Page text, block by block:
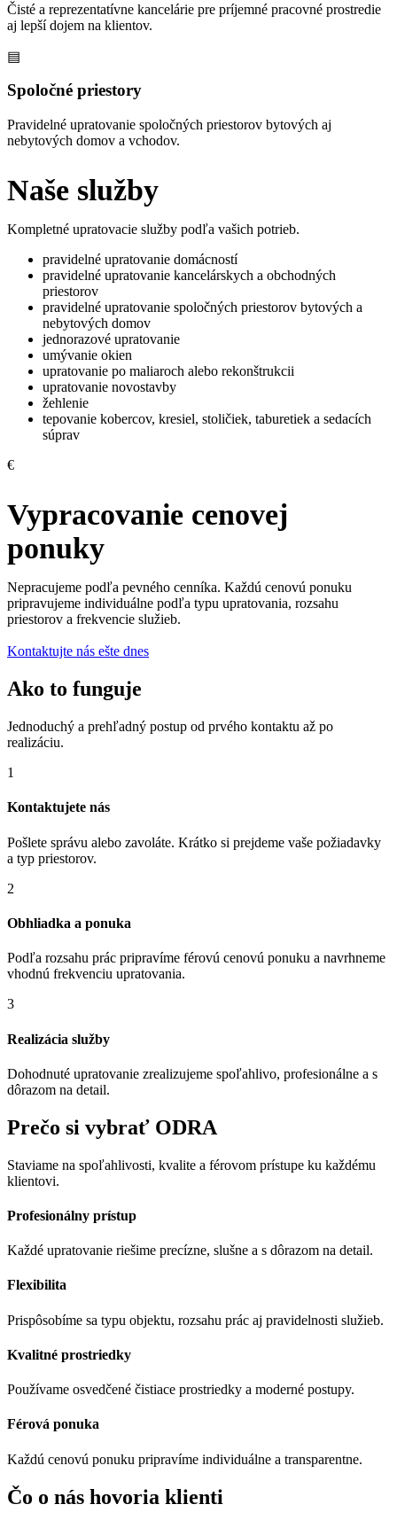
Čisté a reprezentatívne kancelárie pre príjemné pracovné prostredie
aj lepší dojem na klientov.
▤
Spoločné priestory
Pravidelné upratovanie spoločných priestorov bytových aj
nebytových domov a vchodov.
Naše služby
Kompletné upratovacie služby podľa vašich potrieb.
pravidelné upratovanie domácností
pravidelné upratovanie kancelárskych a obchodných
priestorov
pravidelné upratovanie spoločných priestorov bytových a
nebytových domov
jednorazové upratovanie
umývanie okien
upratovanie po maliaroch alebo rekonštrukcii
upratovanie novostavby
žehlenie
tepovanie kobercov, kresiel, stoličiek, taburetiek a sedacích
súprav
€
Vypracovanie cenovej
ponuky
Nepracujeme podľa pevného cenníka. Každú cenovú ponuku
pripravujeme individuálne podľa typu upratovania, rozsahu
priestorov a frekvencie služieb.
Kontaktujte nás ešte dnes
Ako to funguje
Jednoduchý a prehľadný postup od prvého kontaktu až po
realizáciu.
1
Kontaktujete nás
Pošlete správu alebo zavoláte. Krátko si prejdeme vaše požiadavky
a typ priestorov.
2
Obhliadka a ponuka
Podľa rozsahu prác pripravíme férovú cenovú ponuku a navrhneme
vhodnú frekvenciu upratovania.
3
Realizácia služby
Dohodnuté upratovanie zrealizujeme spoľahlivo, profesionálne a s
dôrazom na detail.
Prečo si vybrať ODRA
Staviame na spoľahlivosti, kvalite a férovom prístupe ku každému
klientovi.
Profesionálny prístup
Každé upratovanie riešime precízne, slušne a s dôrazom na detail.
Flexibilita
Prispôsobíme sa typu objektu, rozsahu prác aj pravidelnosti služieb.
Kvalitné prostriedky
Používame osvedčené čistiace prostriedky a moderné postupy.
Férová ponuka
Každú cenovú ponuku pripravíme individuálne a transparentne.
Čo o nás hovoria klienti